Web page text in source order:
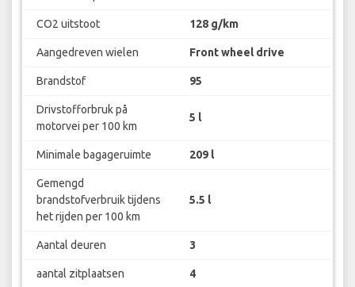
CO2 uitstoot 128 g/km
Aangedreven wielen Front wheel drive
Brandstof 95
Drivstofforbruk på
motorvei per 100 km
5 l
Minimale bagageruimte 209 l
Gemengd
brandstofverbruik tijdens
het rijden per 100 km
5.5 l
Aantal deuren 3
aantal zitplaatsen 4